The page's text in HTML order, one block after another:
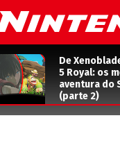
De
5 Royal: os
aventura do
(parte 2)